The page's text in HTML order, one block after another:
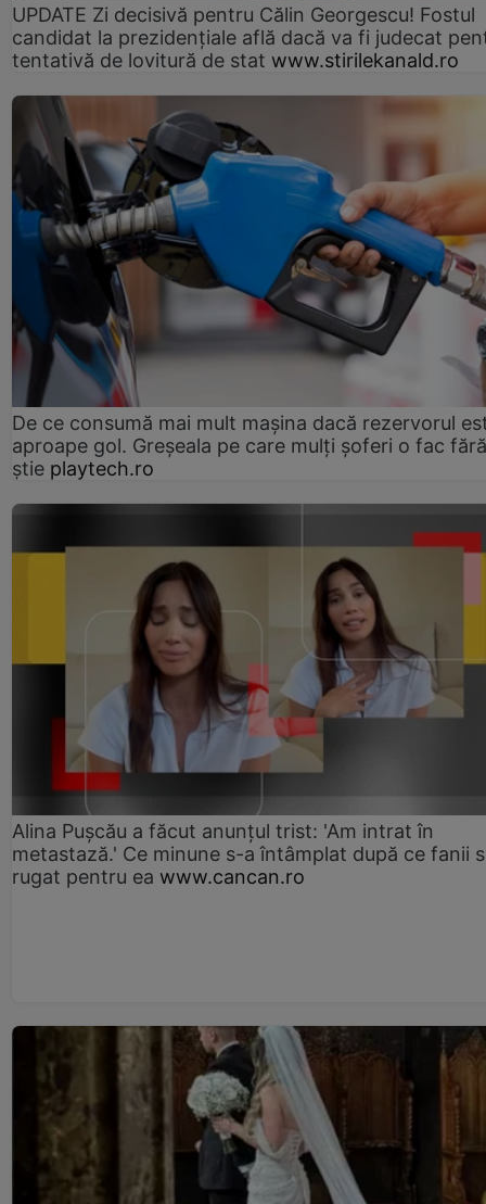
UPDATE Zi decisivă pentru Călin Georgescu! Fostul
candidat la prezidențiale află dacă va fi judecat
tentativă de lovitură de stat www.stirilekanald.ro
De ce consumă mai mult mașina dacă rezervorul
aproape gol. Greșeala pe care mulți șoferi o fac
știe playtech.ro
Alina Pușcău a făcut anunțul trist: 'Am intrat în
metastază.' Ce minune s-a întâmplat după ce fanii
rugat pentru ea www.cancan.ro